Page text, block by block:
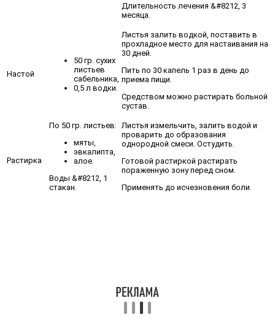
Длительность лечения &#8212, 3
месяца.
Настой
50 гр. сухих
листьев
сабельника,
0,5 л водки.
Листья залить водкой, поставить в
прохладное место для настаивания на
30 дней.
Пить по 30 капель 1 раз в день до
приема пищи.
Средством можно растирать больной
сустав.
Растирка
По 50 гр. листьев:
мяты,
эвкалипта,
алое.
Воды &#8212, 1
стакан.
Листья измельчить, залить водой и
проварить до образования
однородной смеси. Остудить.
Готовой растиркой растирать
пораженную зону перед сном.
Применять до исчезновения боли.